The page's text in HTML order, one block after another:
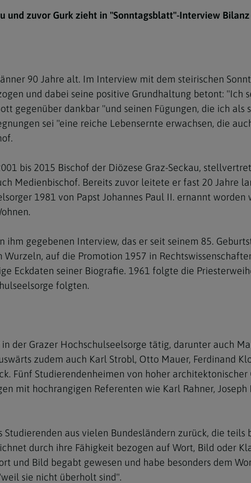
Navigation schließen
Navigation schließen
Navigation schließen
Meldungsarchiv
Navigation schließen
und zuvor Gurk zieht in "Sonntagsblatt"-Interview
90 Jahre alt. Im Interview mit dem steirischen
und dabei seine positive Grundhaltung betont: "Ich
gegenüber dankbar "und seinen Fügungen, die ich als
sei "eine reiche Lebensernte erwachsen, die
bis 2015 Bischof der Diözese Graz-Seckau,
Medienbischof. Bereits zuvor leitete er fast 20 Jahre
1981 von Papst Johannes Paul II. ernannt
gegebenen Interview, das er seit seinem 85.
auf die Promotion 1957 in
Eckdaten seiner Biografie. 1961 folgte die
folgten.
der Grazer Hochschulseelsorge tätig, darunter auch
zudem auch Karl Strobl, Otto Mauer, Ferdinand
Fünf Studierendenheimen von hoher
mit hochrangigen Referenten wie Karl Rahner, Joseph
aus vielen Bundesländern zurück, die teils
durch ihre Fähigkeit bezogen auf Wort, Bild oder
und Bild begabt gewesen und habe besonders dem
sie nicht überholt sind".